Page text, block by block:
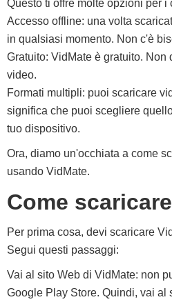
Questo ti offre molte opzioni per i
Accesso offline: una volta
in qualsiasi momento. Non c'è
Gratuito: VidMate è gratuito. Non
video.
Formati multipli: puoi scaricare
significa che puoi scegliere
tuo dispositivo.
Ora, diamo un'occhiata a come
usando VidMate.
Come
Per prima cosa, devi scaricare
Segui questi passaggi:
Vai al sito Web di VidMate: non
Google Play Store. Quindi, vai al